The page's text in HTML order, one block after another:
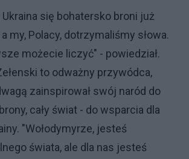
Ukraina się bohatersko broni już
my, Polacy, dotrzymaliśmy słowa.
możecie liczyć" - powiedział.
to odważny przywódca,
zainspirował swój naród do
cały świat - do wsparcia dla
"Wołodymyrze, jesteś
świata, ale dla nas jesteś